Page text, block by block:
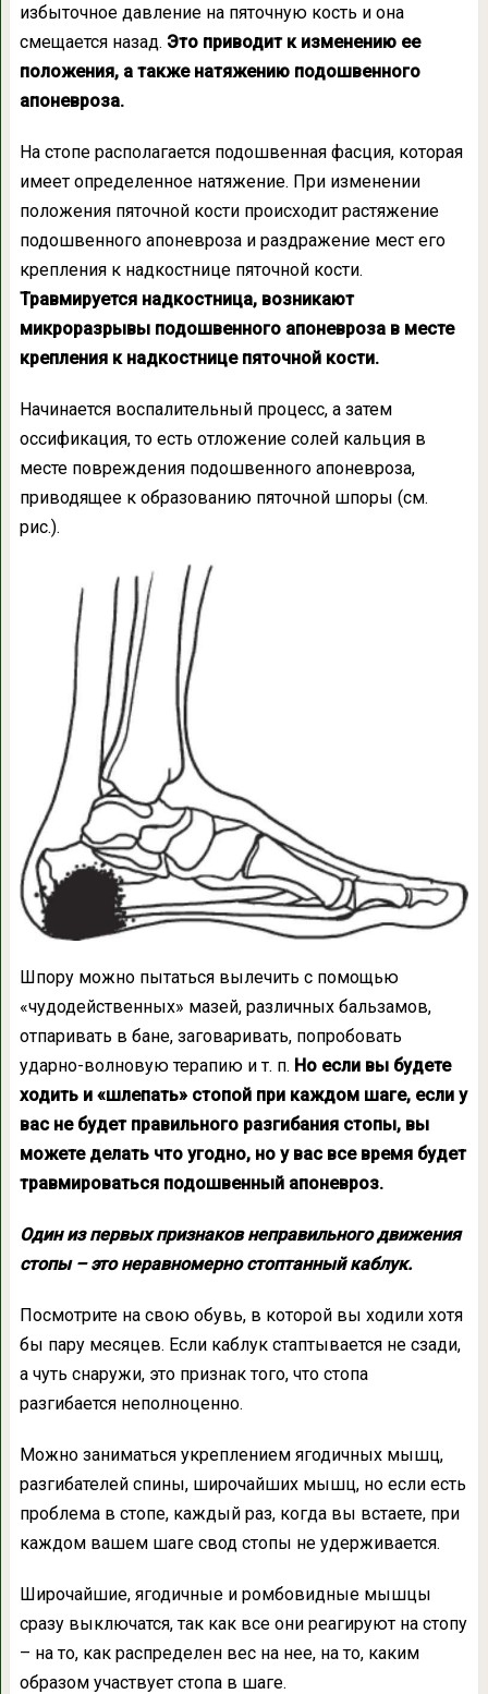
избыточное давление на пяточную кость и она
смещается назад. Это приводит к изменению ее
положения, а также натяжению подошвенного
апоневроза.
На стопе располагается подошвенная фасция, которая
имеет определенное натяжение. При изменении
положения пяточной кости происходит растяжение
подошвенного апоневроза и раздражение мест его
крепления к надкостнице пяточной кости.
Травмируется надкостница, возникают
микроразрывы подошвенного апоневроза в месте
крепления к надкостнице пяточной кости.
Начинается воспалительный процесс, а затем
оссификация, то есть отложение солей кальция в
месте повреждения подошвенного апоневроза,
приводящее к образованию пяточной шпоры (см.
рис.).
Шпору можно пытаться вылечить с помощью
«чудодейственных» мазей, различных бальзамов,
отпаривать в бане, заговаривать, попробовать
ударно-волновую терапию и т. п. Но если вы будете
ходить и «шлепать» стопой при каждом шаге, если у
вас не будет правильного разгибания стопы, вы
можете делать что угодно, но у вас все время будет
травмироваться подошвенный апоневроз.
Один из первых признаков неправильного движения
стопы – это неравномерно стоптанный каблук.
Посмотрите на свою обувь, в которой вы ходили хотя
бы пару месяцев. Если каблук стаптывается не сзади,
а чуть снаружи, это признак того, что стопа
разгибается неполноценно.
Можно заниматься укреплением ягодичных мышц,
разгибателей спины, широчайших мышц, но если есть
проблема в стопе, каждый раз, когда вы встаете, при
каждом вашем шаге свод стопы не удерживается.
Широчайшие, ягодичные и ромбовидные мышцы
сразу выключатся, так как все они реагируют на стопу
– на то, как распределен вес на нее, на то, каким
образом участвует стопа в шаге.